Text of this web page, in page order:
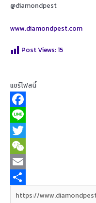
@diamondpest
www.diamondpest.com
Post Views:15
แชร์โฟสนี้
F
a
c
e
b
L
n
e
T
w
W
eE
m